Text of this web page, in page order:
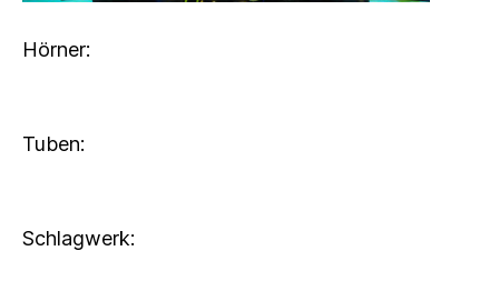
Hörner:
Tuben:
Schlagwerk: